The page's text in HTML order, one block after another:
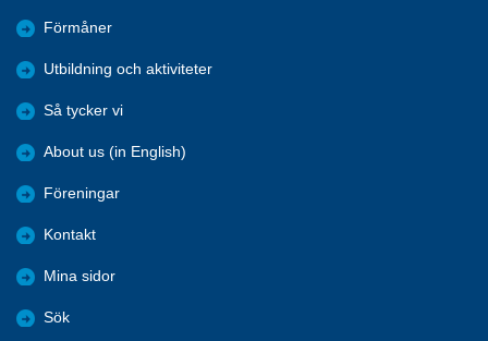
Förmåner
Utbildning och aktiviteter
Så tycker vi
About us (in English)
Föreningar
Kontakt
Mina sidor
Sök